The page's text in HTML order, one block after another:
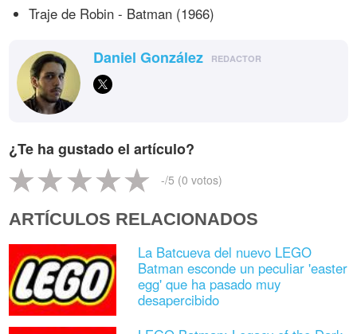
Traje de Robin - Batman (1966)
Daniel González REDACTOR
¿Te ha gustado el artículo?
-/5 (0 votos)
ARTÍCULOS RELACIONADOS
La Batcueva del nuevo LEGO
Batman esconde un peculiar 'easter
egg' que ha pasado muy
desapercibido